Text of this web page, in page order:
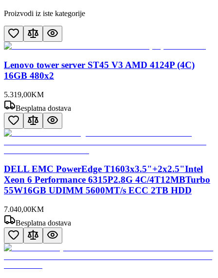
Proizvodi iz iste kategorije
Lenovo tower server ST45 V3 AMD 4124P (4C)
16GB 480x2
5.319,00KM
Besplatna dostava
DELL EMC PowerEdge T1603x3.5"+2x2.5"Intel
Xeon 6 Performance 6315P2.8G 4C/4T12MBTurbo
55W16GB UDIMM 5600MT/s ECC 2TB HDD
7.040,00KM
Besplatna dostava